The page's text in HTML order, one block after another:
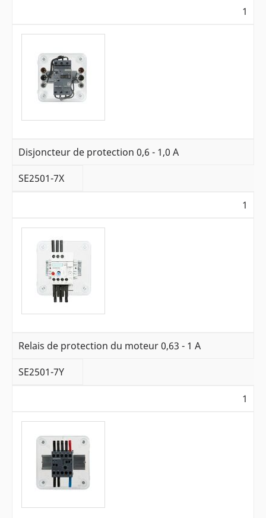
1
Disjoncteur de protection 0,6 - 1,0 A
SE2501-7X
1
Relais de protection du moteur 0,63 - 1 A
SE2501-7Y
1